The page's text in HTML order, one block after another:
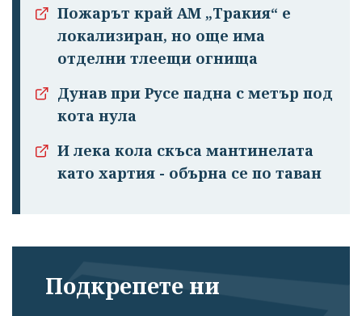
Успешно
излязохте от
профила си!
Пожарът край АМ „Тракия“ е
локализиран, но още има
отделни тлеещи огнища
Дунав при Русе падна с метър под
кота нула
И лека кола скъса мантинелата
като хартия - обърна се по таван
Подкрепете ни